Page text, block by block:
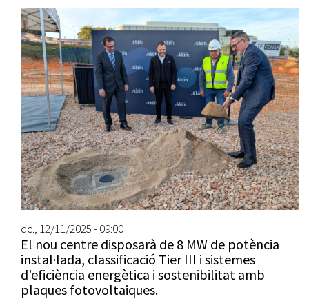
dc., 12/11/2025 - 09:00
El nou centre disposarà de 8 MW de potència
instal·lada, classificació Tier III i sistemes
d’eficiència energètica i sostenibilitat amb
plaques fotovoltaiques.